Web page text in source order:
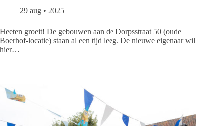
29 aug • 2025
Heeten groeit! De gebouwen aan de Dorpsstraat 50 (oude
Boerhof-locatie) staan al een tijd leeg. De nieuwe eigenaar wil
hier…